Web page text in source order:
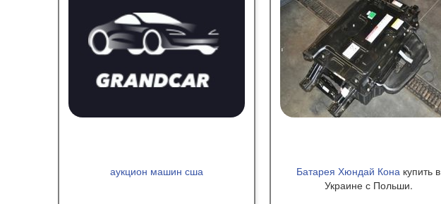
аукцион машин сша Батарея Хюндай Кона купить в
Украине с Польши.